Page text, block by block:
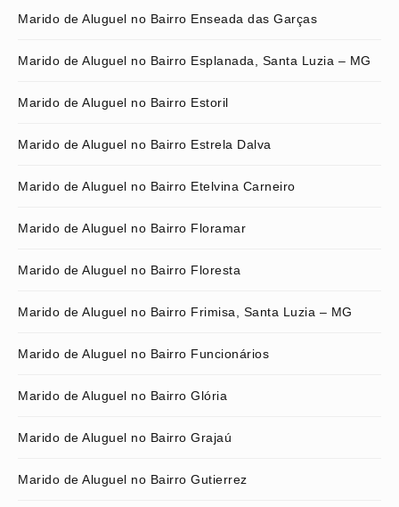
Marido de Aluguel no Bairro Enseada das Garças
Marido de Aluguel no Bairro Esplanada, Santa Luzia – MG
Marido de Aluguel no Bairro Estoril
Marido de Aluguel no Bairro Estrela Dalva
Marido de Aluguel no Bairro Etelvina Carneiro
Marido de Aluguel no Bairro Floramar
Marido de Aluguel no Bairro Floresta
Marido de Aluguel no Bairro Frimisa, Santa Luzia – MG
Marido de Aluguel no Bairro Funcionários
Marido de Aluguel no Bairro Glória
Marido de Aluguel no Bairro Grajaú
Marido de Aluguel no Bairro Gutierrez